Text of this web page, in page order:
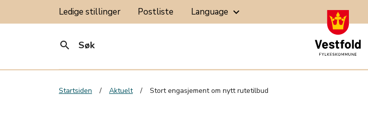
Ledige stillinger Postliste Language keyboard_arrow_down
search Søk
Startsiden Aktuelt Stort engasjement om nytt rutetilbud